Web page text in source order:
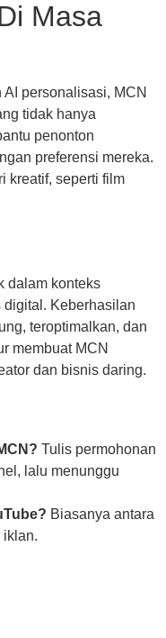
Masa
personalisasi, MCN
tidak hanya
penonton
preferensi mereka.
kreatif, seperti film
dalam konteks
digital. Keberhasilan
teroptimalkan, dan
membuat MCN
dan bisnis daring.
Tulis permohonan
lalu menunggu
Biasanya antara
iklan.